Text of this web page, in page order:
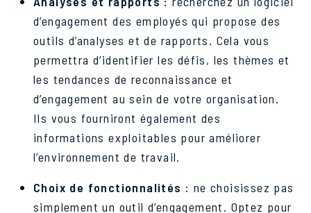
d’engagement des employés qui propose des
outils d’analyses et de rapports. Cela vous
permettra d’identifier les défis, les thèmes et
les tendances de reconnaissance et
d’engagement au sein de votre organisation.
Ils vous fourniront également des
informations exploitables pour améliorer
l’environnement de travail.
Choix de fonctionnalités : ne choisissez pas
simplement un outil d’engagement. Optez pour